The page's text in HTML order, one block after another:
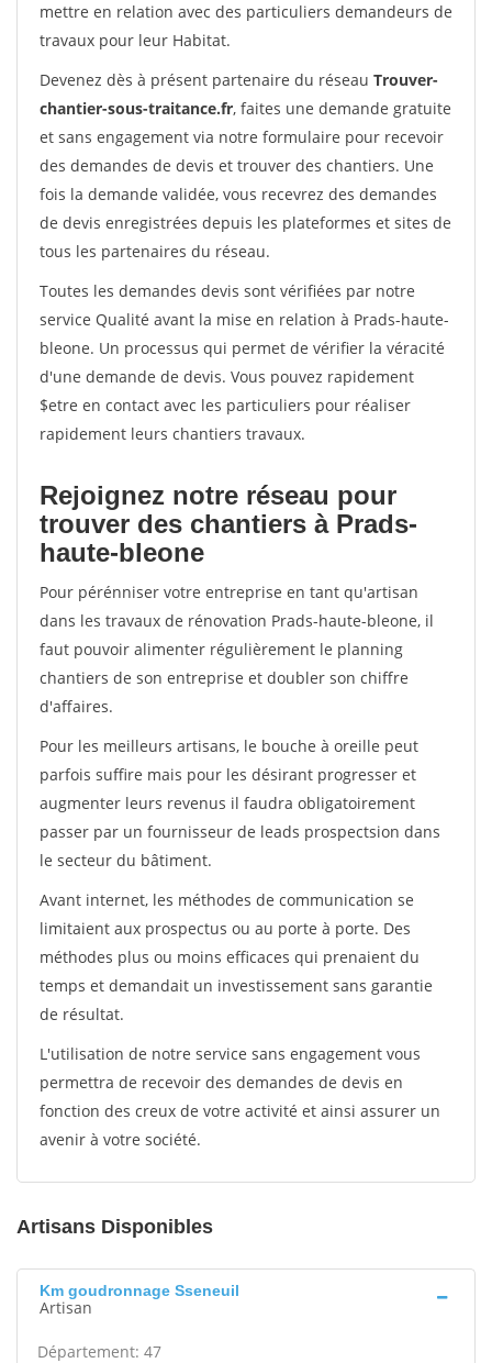
mettre en relation avec des particuliers demandeurs de
travaux pour leur Habitat.
Devenez dès à présent partenaire du réseau Trouver-
chantier-sous-traitance.fr, faites une demande gratuite
et sans engagement via notre formulaire pour recevoir
des demandes de devis et trouver des chantiers. Une
fois la demande validée, vous recevrez des demandes
de devis enregistrées depuis les plateformes et sites de
tous les partenaires du réseau.
Toutes les demandes devis sont vérifiées par notre
service Qualité avant la mise en relation à Prads-haute-
bleone. Un processus qui permet de vérifier la véracité
d'une demande de devis. Vous pouvez rapidement
$etre en contact avec les particuliers pour réaliser
rapidement leurs chantiers travaux.
Rejoignez notre réseau pour
trouver des chantiers à Prads-
haute-bleone
Pour pérénniser votre entreprise en tant qu'artisan
dans les travaux de rénovation Prads-haute-bleone, il
faut pouvoir alimenter régulièrement le planning
chantiers de son entreprise et doubler son chiffre
d'affaires.
Pour les meilleurs artisans, le bouche à oreille peut
parfois suffire mais pour les désirant progresser et
augmenter leurs revenus il faudra obligatoirement
passer par un fournisseur de leads prospectsion dans
le secteur du bâtiment.
Avant internet, les méthodes de communication se
limitaient aux prospectus ou au porte à porte. Des
méthodes plus ou moins efficaces qui prenaient du
temps et demandait un investissement sans garantie
de résultat.
L'utilisation de notre service sans engagement vous
permettra de recevoir des demandes de devis en
fonction des creux de votre activité et ainsi assurer un
avenir à votre société.
Artisans Disponibles
Km goudronnage Sseneuil
Artisan
Département: 47